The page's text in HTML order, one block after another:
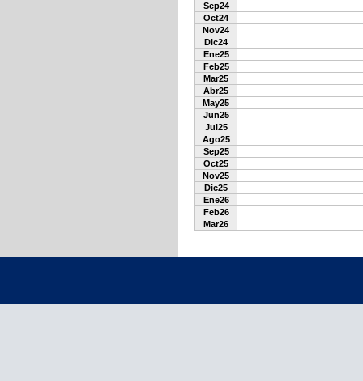
Sep24
Oct24
Nov24
Dic24
Ene25
Feb25
Mar25
Abr25
May25
Jun25
Jul25
Ago25
Sep25
Oct25
Nov25
Dic25
Ene26
Feb26
Mar26